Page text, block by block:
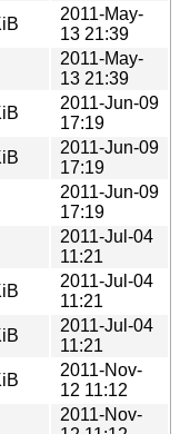
2011-May-
13 21:39
2011-May-
13 21:39
2011-Jun-09
17:19
2011-Jun-09
17:19
2011-Jun-09
17:19
2011-Jul-04
11:21
2011-Jul-04
11:21
2011-Jul-04
11:21
2011-Nov-
12 11:12
2011-Nov-